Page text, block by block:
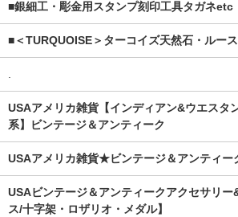
■銀細工・彫金用スタンプ刻印工具タガネetc
■＜TURQUOISE＞ターコイズ天然石・ルース
.
USAアメリカ雑貨【インディアン&ウエスタ
系】ビンテージ＆アンティーク
USAアメリカ雑貨★ビンテージ＆アンティ
USAビンテージ＆アンティークアクセサリー
ス/十字架・ロザリオ・メダル】